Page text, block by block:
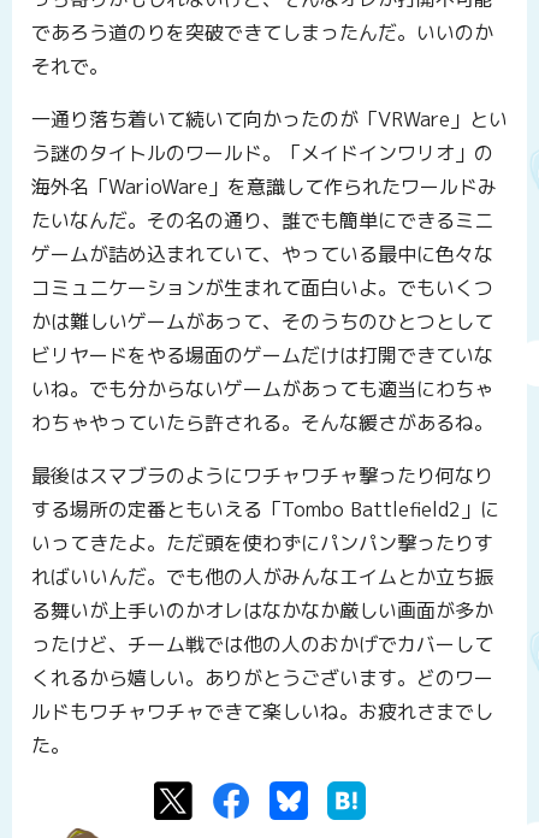
であろう道のりを突破できてしまったんだ。いいのか
それで。
一通り落ち着いて続いて向かったのが「VRWare」とい
う謎のタイトルのワールド。「メイドインワリオ」の
海外名「WarioWare」を意識して作られたワールドみ
たいなんだ。その名の通り、誰でも簡単にできるミニ
ゲームが詰め込まれていて、やっている最中に色々な
コミュニケーションが生まれて面白いよ。でもいくつ
かは難しいゲームがあって、そのうちのひとつとして
ビリヤードをやる場面のゲームだけは打開できていな
いね。でも分からないゲームがあっても適当にわちゃ
わちゃやっていたら許される。そんな緩さがあるね。
最後はスマブラのようにワチャワチャ撃ったり何なり
する場所の定番ともいえる「Tombo Battlefield2」に
いってきたよ。ただ頭を使わずにパンパン撃ったりす
ればいいんだ。でも他の人がみんなエイムとか立ち振
る舞いが上手いのかオレはなかなか厳しい画面が多か
ったけど、チーム戦では他の人のおかげでカバーして
くれるから嬉しい。ありがとうございます。どのワー
ルドもワチャワチャできて楽しいね。お疲れさまでし
た。
TwitterFacebookBluesky